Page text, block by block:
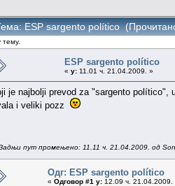
ESP sargento político
тему.
ESP sargento político
« у: 11.01 ч. 21.04.2009. »
je najbolji prevod za "sargento
i veliki pozz
пут промењено: 11.11 ч. 21.04.2009. од
Одг: ESP sargento político
« Одговор #1 у: 12.09 ч. 21.04.2009.